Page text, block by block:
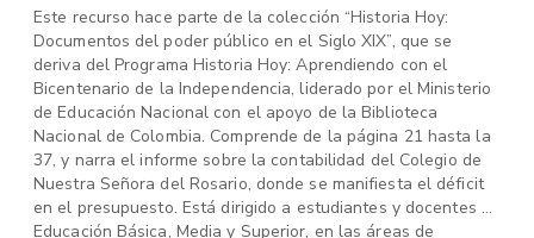
Este recurso hace parte de la colección “Historia Hoy:
Documentos del poder público en el Siglo XIX”, que se
deriva del Programa Historia Hoy: Aprendiendo con el
Bicentenario de la Independencia, liderado por el Ministerio
de Educación Nacional con el apoyo de la Biblioteca
Nacional de Colombia. Comprende de la página 21 hasta la
37, y narra el informe sobre la contabilidad del Colegio de
Nuestra Señora del Rosario, donde se manifiesta el déficit
en el presupuesto. Está dirigido a estudiantes y docentes de
Educación Básica, Media y Superior, en las áreas de